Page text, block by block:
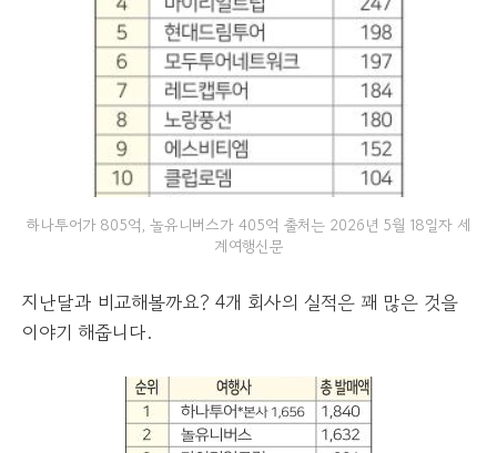
하나투어가 805억, 놀유니버스가 405억 출처는 2026년 5월 18일자 세
계여행신문
지난달과 비교해볼까요? 4개 회사의 실적은 꽤 많은 것을
이야기 해줍니다.